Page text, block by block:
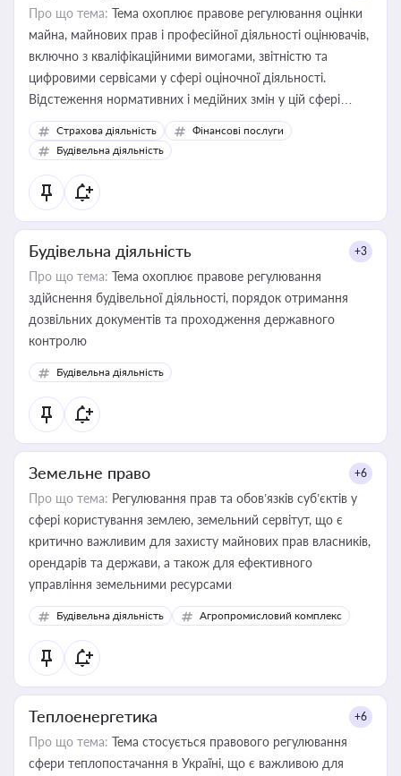
Про що тема: Тема охоплює правове регулювання оцінки
майна, майнових прав і професійної діяльності оцінювачів,
включно з кваліфікаційними вимогами, звітністю та
цифровими сервісами у сфері оціночної діяльності.
Відстеження нормативних і медійних змін у цій сфері
корисне для власника бізнесу, керівника, юриста або
бухгалтера під час оподаткування, приватизації, оренди
державного майна, корпоративних угод і перевірки
статусу суб'єктів оціночної діяльності
Страхова діяльність
Фінансові послуги
Будівельна діяльність
Будівельна діяльність +3
Про що тема: Тема охоплює правове регулювання
здійснення будівельної діяльності, порядок отримання
дозвільних документів та проходження державного
контролю
Будівельна діяльність
Земельне право +6
Про що тема: Регулювання прав та обов’язків суб’єктів у
сфері користування землею, земельний сервітут, що є
критично важливим для захисту майнових прав власників,
орендарів та держави, а також для ефективного
управління земельними ресурсами
Будівельна діяльність Агропромисловий комплекс
Теплоенергетика +6
Про що тема: Тема стосується правового регулювання
сфери теплопостачання в Україні, що є важливою для